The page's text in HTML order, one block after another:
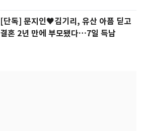
[단독] 문지인♥김기리, 유산 아픔 딛고
결혼 2년 만에 부모됐다…7일 득남